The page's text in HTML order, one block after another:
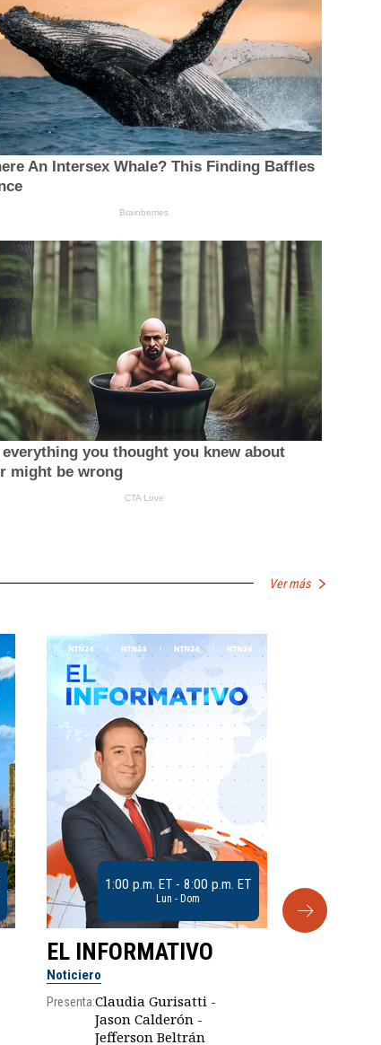
Ver más
1:00 p.m. ET - 8:00 p.m. ET
Lun - Dom
EL INFORMATIVO
Noticiero
Presenta:Claudia Gurisatti -
Jason Calderón -
Jefferson Beltrán